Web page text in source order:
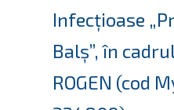
Infecţioase
Balş”, în
ROGEN (cod